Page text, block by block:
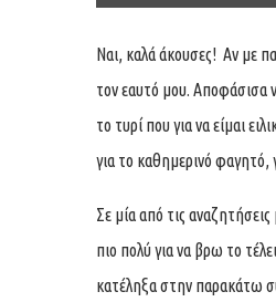
Ναι, καλά άκουσες! Αν με
τον εαυτό μου. Αποφάσισα
το τυρί που για να είμαι
για το καθημερινό
Σε μία από τις
πιο πολύ για να βρω το
κατέληξα στην παρακάτω